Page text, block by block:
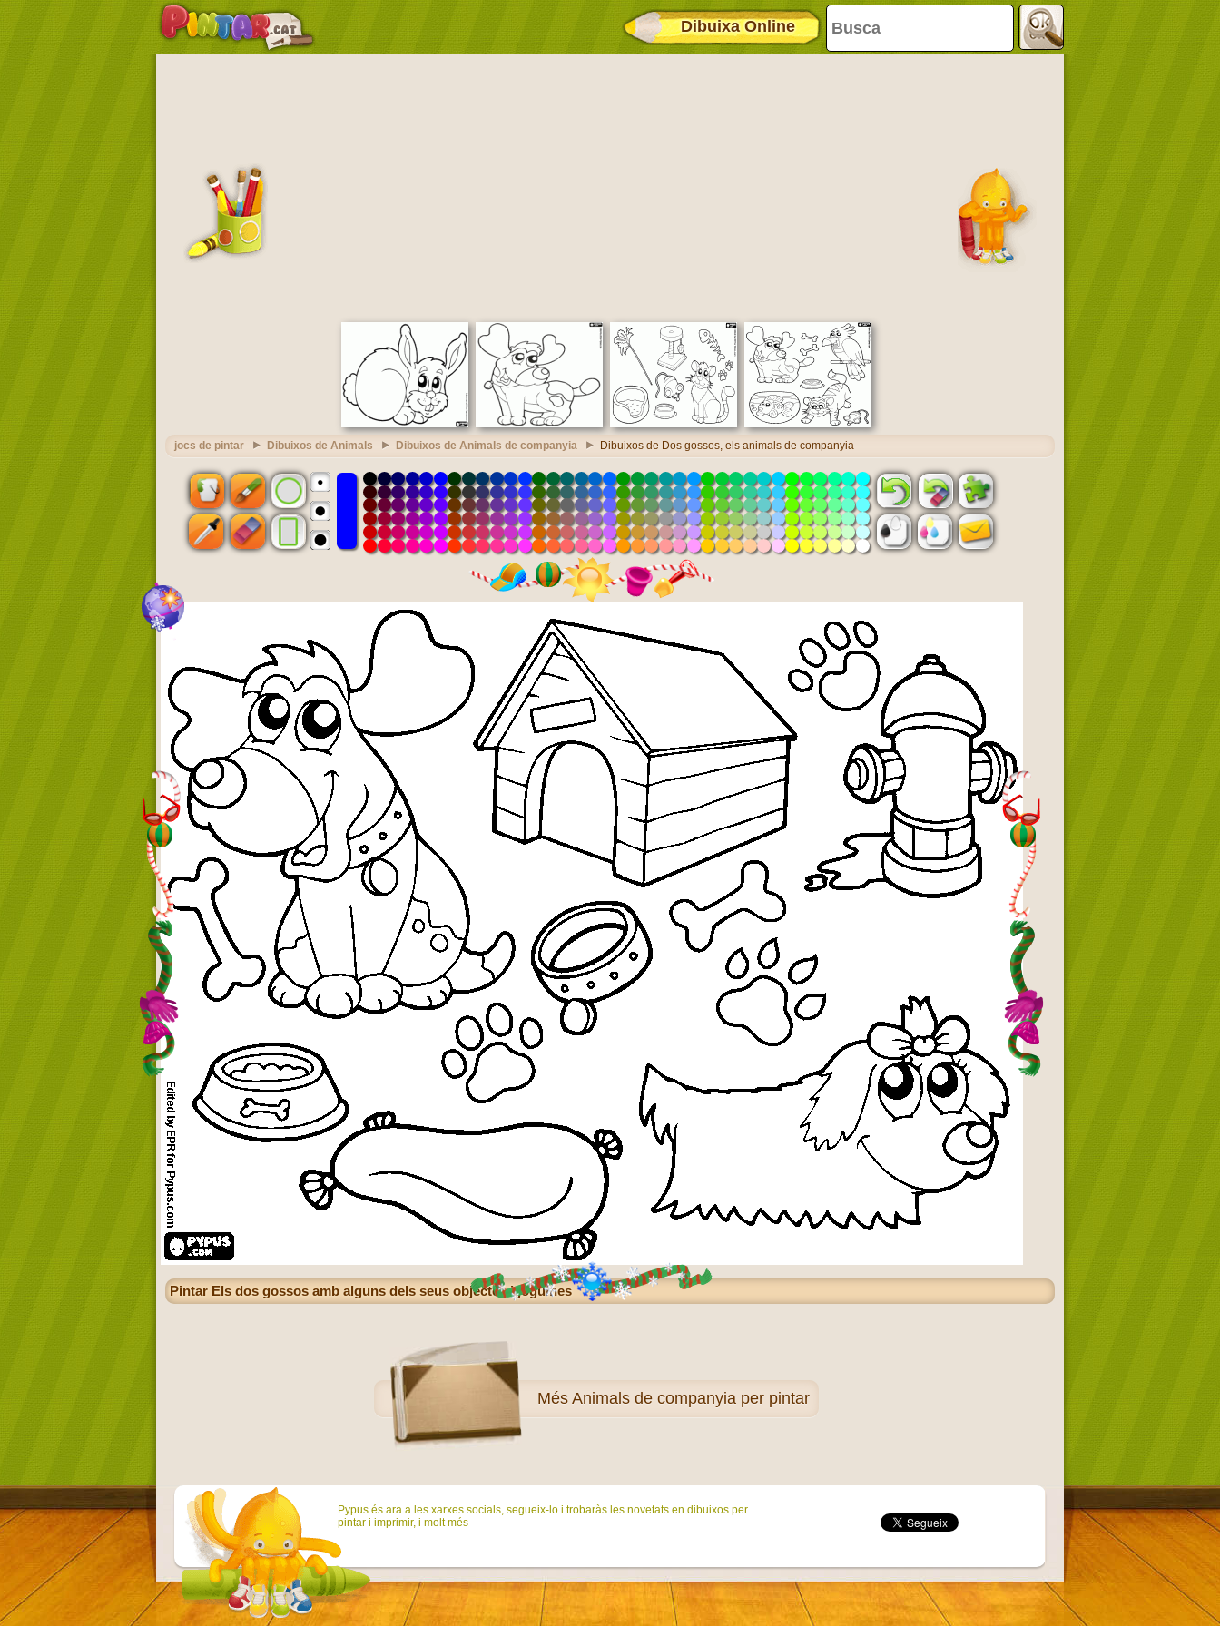
Dibuixa Online
jocs de pintar Dibuixos de Animals Dibuixos de Animals de companyia Dibuixos de Dos gossos, els animals de companyia
Pintar Els dos gossos amb alguns dels seus objectes i joguines
Més Animals de companyia per pintar
Pypus és ara a les xarxes socials, segueix-lo i trobaràs les novetats en dibuixos per
pintar i imprimir, i molt més